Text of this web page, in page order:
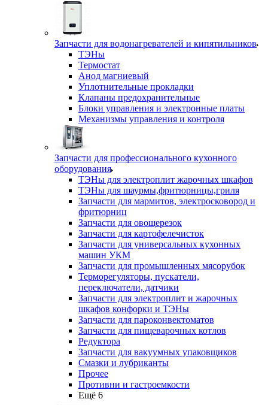
Запчасти для водонагревателей и кипятильников
ТЭНы
Термостат
Анод магниевый
Уплотнительные прокладки
Клапаны предохранительные
Блоки управления и электронные платы
Механизмы управления и контроля
Запчасти для профессионального кухонного
оборудования
ТЭНы для электроплит жарочных шкафов
ТЭНы для шаурмы,фритюрницы,гриля
Запчасти для мармитов, электросковород и
фритюрниц
Запчасти для овощерезок
Запчасти для картофелечисток
Запчасти для универсальных кухонных
машин УКМ
Запчасти для промышленных мясорубок
Терморегуляторы, пускатели,
переключатели, датчики
Запчасти для электроплит и жарочных
шкафов конфорки и ТЭНы
Запчасти для пароконвектоматов
Запчасти для пищеварочных котлов
Редуктора
Запчасти для вакуумных упаковщиков
Смазки и лубриканты
Прочее
Противни и гастроемкости
Ещё 6